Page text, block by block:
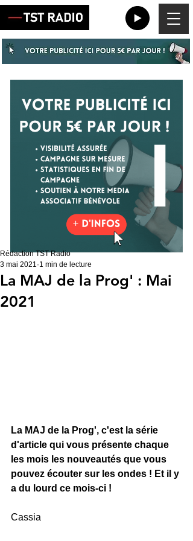
La MAJ de la Prog' : Mai
2021
Rédaction TST Radio
3 mai 2021 1 min de lecture
La MAJ de la Prog', c'est la série
d'article qui vous présente chaque
les mois les nouveautés que vous
pouvez écouter sur les ondes ! Et il y
a du lourd ce mois-ci !
Cassia